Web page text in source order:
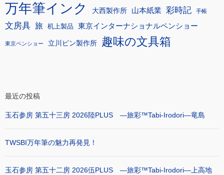
万年筆インク 大西製作所 山本紙業 彩時記 手帳
文房具 旅 机上製品 東京インターナショナルペンショー
東京ペンショー 立川ピン製作所 趣味の文具箱
最近の投稿
玉石参房 第五十三房 2026陸PLUS ―旅彩™Tabi-Irodori―竜島
TWSBI万年筆の魅力再発見！
玉石参房 第五十二房 2026伍PLUS ―旅彩™Tabi-Irodori―上高地